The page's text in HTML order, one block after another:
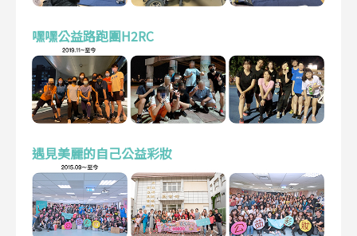
嘿嘿公益路跑團H2RC
遇見美麗的自己公益彩妝